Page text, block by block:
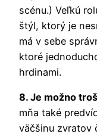
scénu.) Veľkú
štýl, ktorý je
má v sebe
ktoré
hrdinami.
8. Je možno
mňa také
väčšinu zvratov